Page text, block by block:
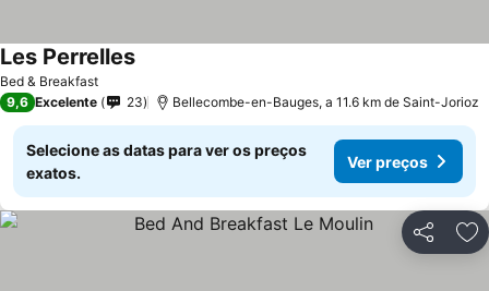
Bed & Breakfast
Les Perrelles
9,6 Excelente 23 Bellecombe-en-Bauges, a 11.6 km de Saint-Jorioz
Selecione as datas para ver os preços
exatos.
Ver preços
Partilhar